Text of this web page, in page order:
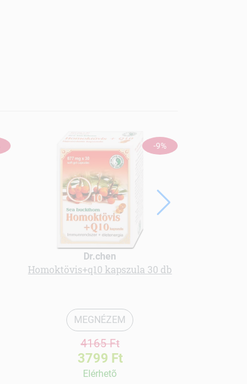
-9%
Dr.chen
Homoktövis+q10 kapszula 30 db
MEGNÉZEM
4165 Ft
3799 Ft
Elérhetõ